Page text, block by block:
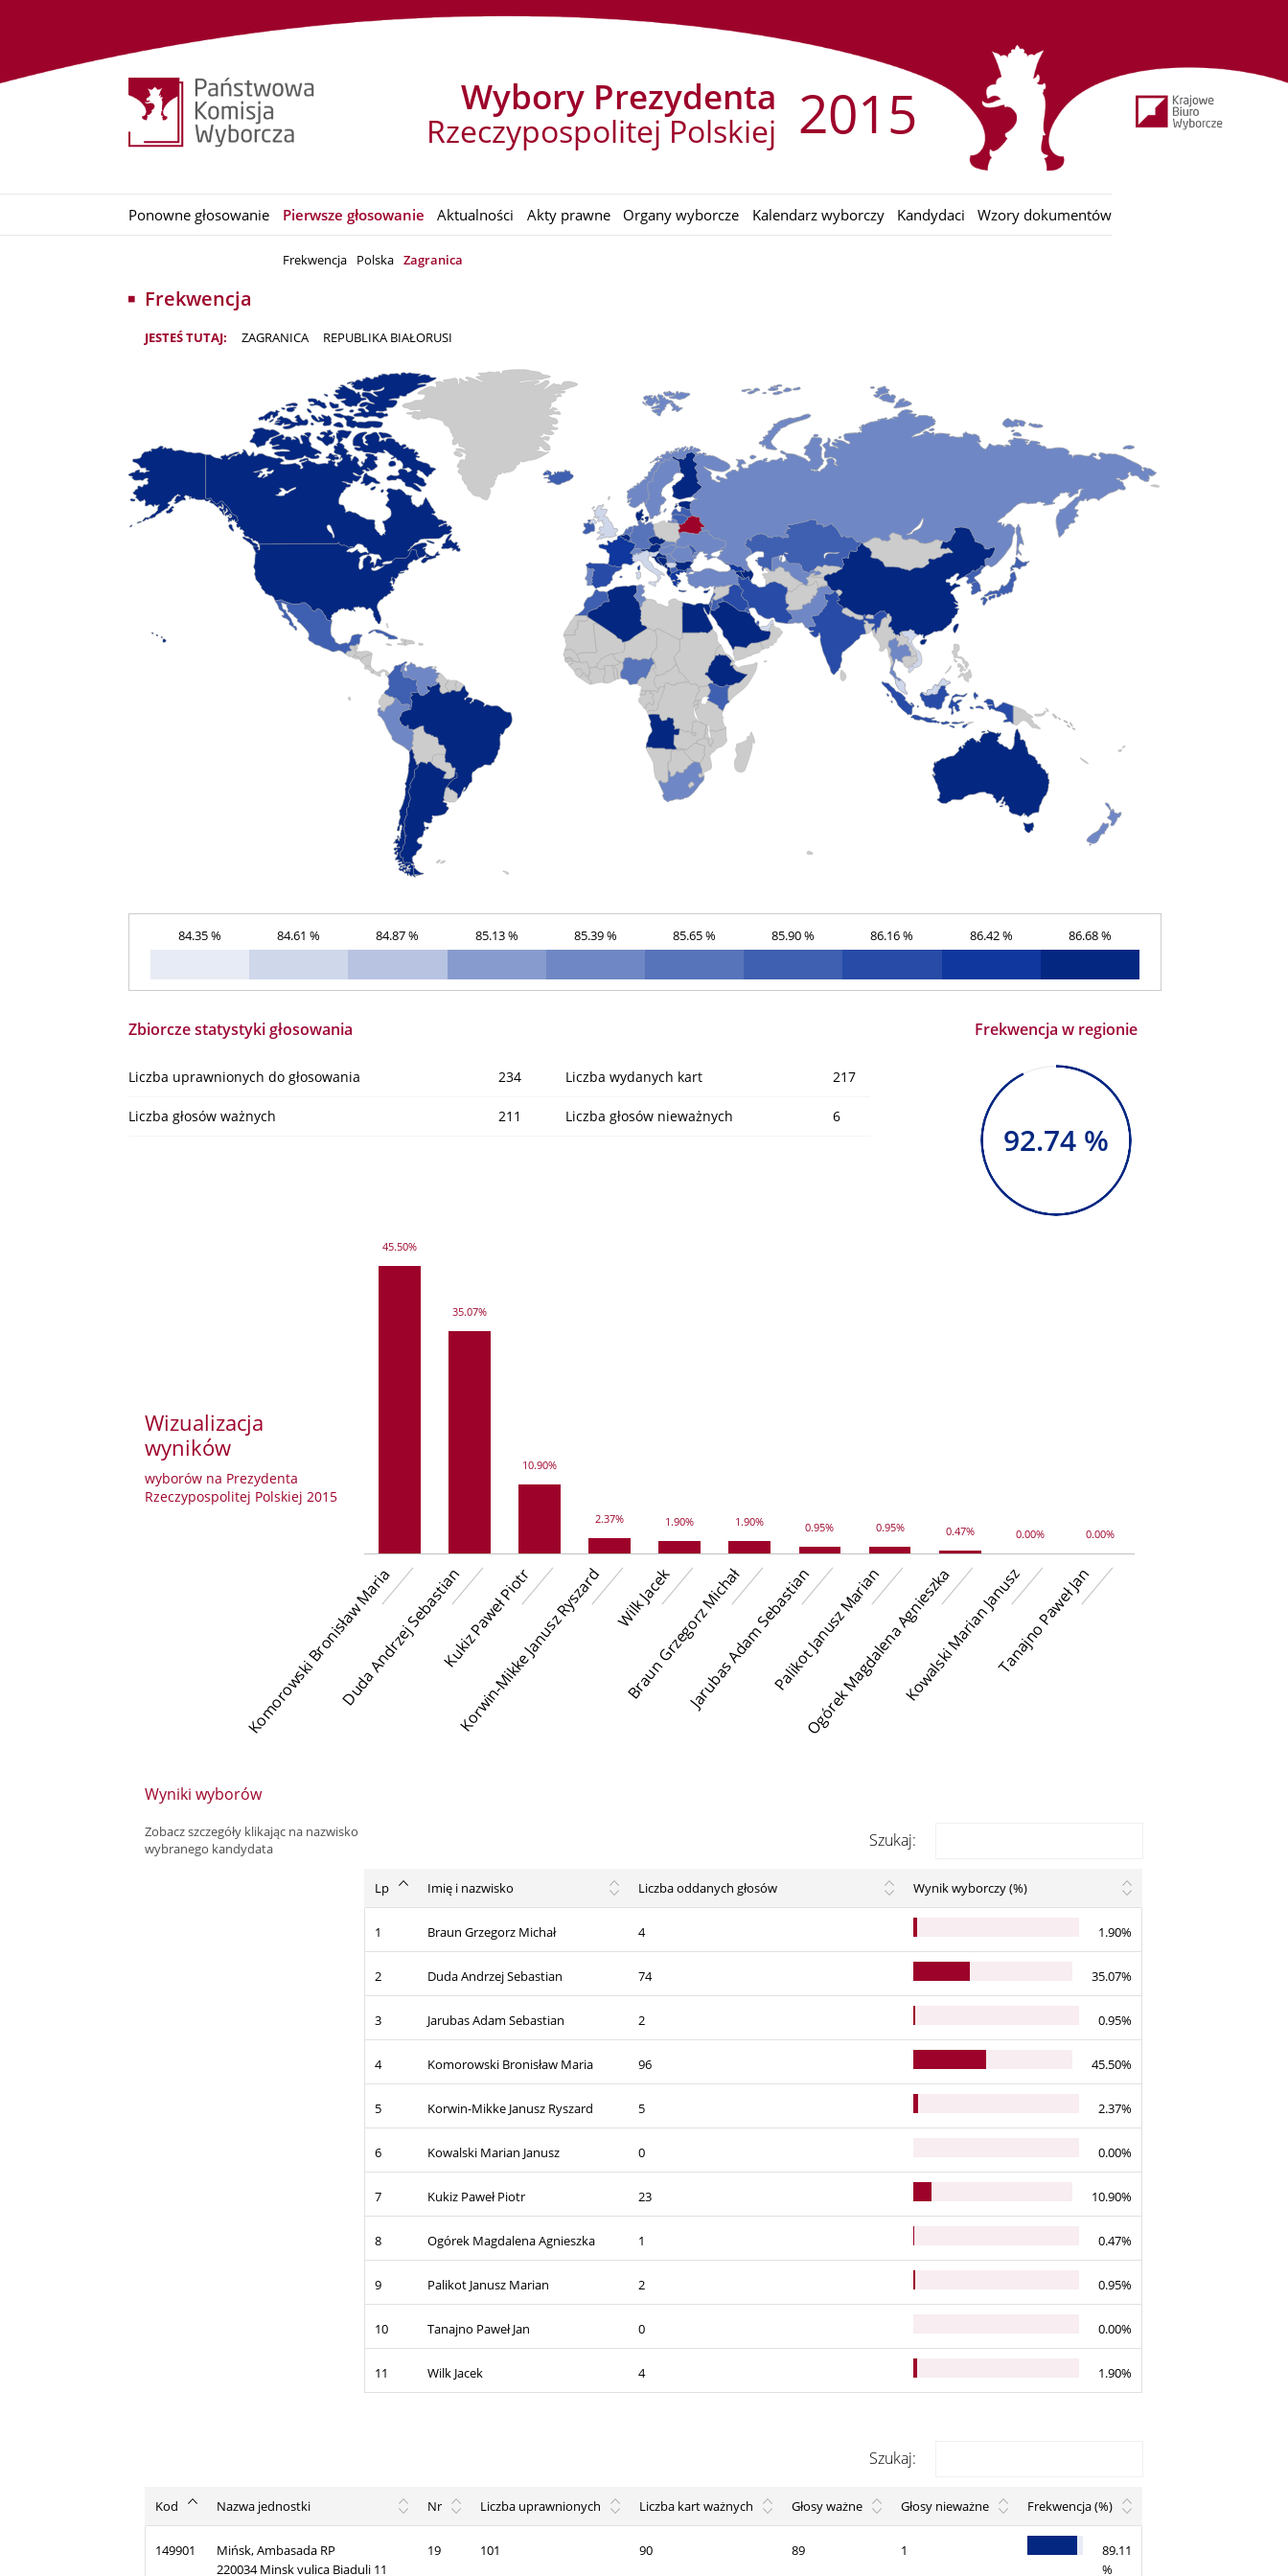
Wybory Prezydenta
Rzeczypospolitej Polskiej 2015
Ponowne głosowanie Pierwsze głosowanie
Frekwencja Polska Zagranica
Aktualności Akty prawne Organy wyborcze Kalendarz wyborczy Kandydaci Wzory dokumentów
Frekwencja
JESTEŚ TUTAJ: ZAGRANICA REPUBLIKA BIAŁORUSI
84.35 % 84.61 % 84.87 % 85.13 % 85.39 % 85.65 % 85.90 % 86.16 % 86.42 % 86.68 %
Zbiorcze statystyki głosowania
Liczba uprawnionych do głosowania 234 Liczba wydanych kart 217
Liczba głosów ważnych 211 Liczba głosów nieważnych 6
Frekwencja w regionie
92.74 %
Wizualizacja
wyników
wyborów na Prezydenta
Rzeczypospolitej Polskiej 2015
45.50%
Komorowski Bronisław Maria
35.07%
Duda Andrzej Sebastian
10.90%
Kukiz Paweł Piotr
2.37%
Korwin-Mikke Janusz Ryszard
1.90%
Wilk Jacek
1.90%
Braun Grzegorz Michał
0.95%
Jarubas Adam Sebastian
0.95%
Palikot Janusz Marian
0.47%
Ogórek Magdalena Agnieszka
0.00%
Kowalski Marian Janusz
0.00%
Tanajno Paweł Jan
Wyniki wyborów
Zobacz szczegóły klikając na nazwisko
wybranego kandydata
Szukaj:
Lp Imię i nazwisko Liczba oddanych głosów Wynik wyborczy (%)
1 Braun Grzegorz Michał 4 1.90%
2 Duda Andrzej Sebastian 74 35.07%
3 Jarubas Adam Sebastian 2 0.95%
4 Komorowski Bronisław Maria 96 45.50%
5 Korwin-Mikke Janusz Ryszard 5 2.37%
6 Kowalski Marian Janusz 0 0.00%
7 Kukiz Paweł Piotr 23 10.90%
8 Ogórek Magdalena Agnieszka 1 0.47%
9 Palikot Janusz Marian 2 0.95%
10 Tanajno Paweł Jan 0 0.00%
11 Wilk Jacek 4 1.90%
Szukaj:
Kod Nazwa jednostki Nr Liczba uprawnionych Liczba kart ważnych Głosy ważne Głosy nieważne Frekwencja (%)
149901
Mińsk, Ambasada RP
220034 Minsk vulica Biaduli 11
19 101 90 89 1
89.11
%